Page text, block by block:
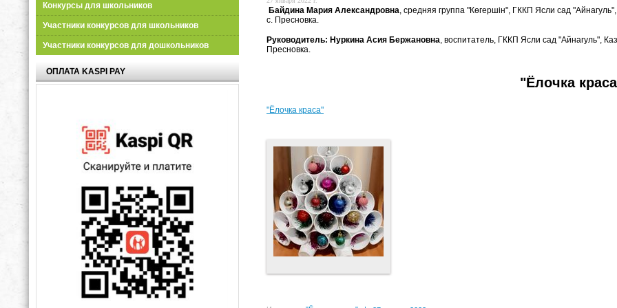
Конкурсы для школьников
Участники конкурсов для школьников
Участники конкурсов для дошкольников
ОПЛАТА KASPI PAY
Байдина Мария Александровна , средняя группа "Көгершін", ГККП Ясли сад
с. Пресновка.
Руководитель: Нуркина Асия Бержановна, воспитатель, ГККП Ясли сад "Айнагуль",
Пресновка.
"Ёлочка
"Ёлочка краса"